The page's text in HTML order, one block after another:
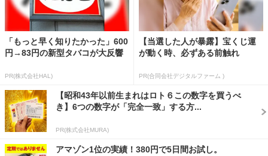
「もっと早く知りたかった」600
円→83円の新型タバコが大反響
PR(株式会社HAL)
【当選した人が暴露】宝くじ運
が動く時、必ずある前触れ
PR(合同会社デジタルファーム )
【昭和43年以前生まれはロト６この数字を買うべ
き】6つの数字が「完全一致」する方...
PR(株式会社MURA)
アマゾン1位の実績！380円で5日間お試し。